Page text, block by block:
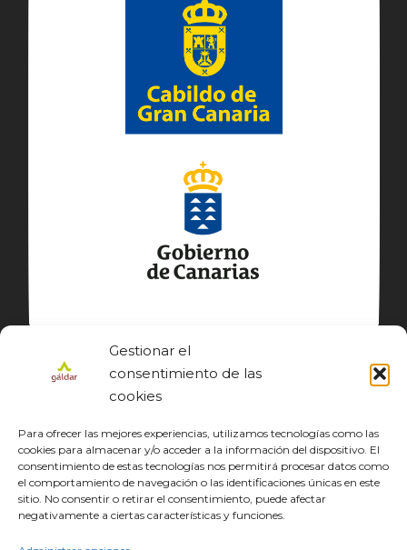
Gestionar el
consentimiento de las
cookies
Para ofrecer las mejores experiencias, utilizamos tecnologías como las
cookies para almacenar y/o acceder a la información del dispositivo. El
consentimiento de estas tecnologías nos permitirá procesar datos como
el comportamiento de navegación o las identificaciones únicas en este
sitio. No consentir o retirar el consentimiento, puede afectar
negativamente a ciertas características y funciones.
© GÁLDAR JACOBEO 2027
CONOCE